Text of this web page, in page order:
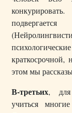
этом мы
В-третьих, для
учиться